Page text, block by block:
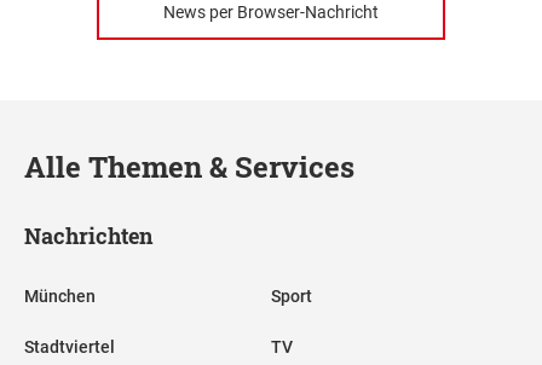
News per Browser-Nachricht
Alle Themen & Services
Nachrichten
München
Stadtviertel
Sport
TV